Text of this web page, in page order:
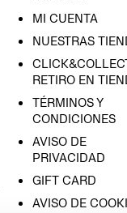
MI CUENTA
NUESTRAS
RETIRO EN
TÉRMINOS Y
CONDICIONES
AVISO DE
PRIVACIDAD
GIFT CARD
AVISO DE